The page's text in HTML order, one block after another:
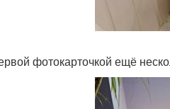
фотокарточкой ещё